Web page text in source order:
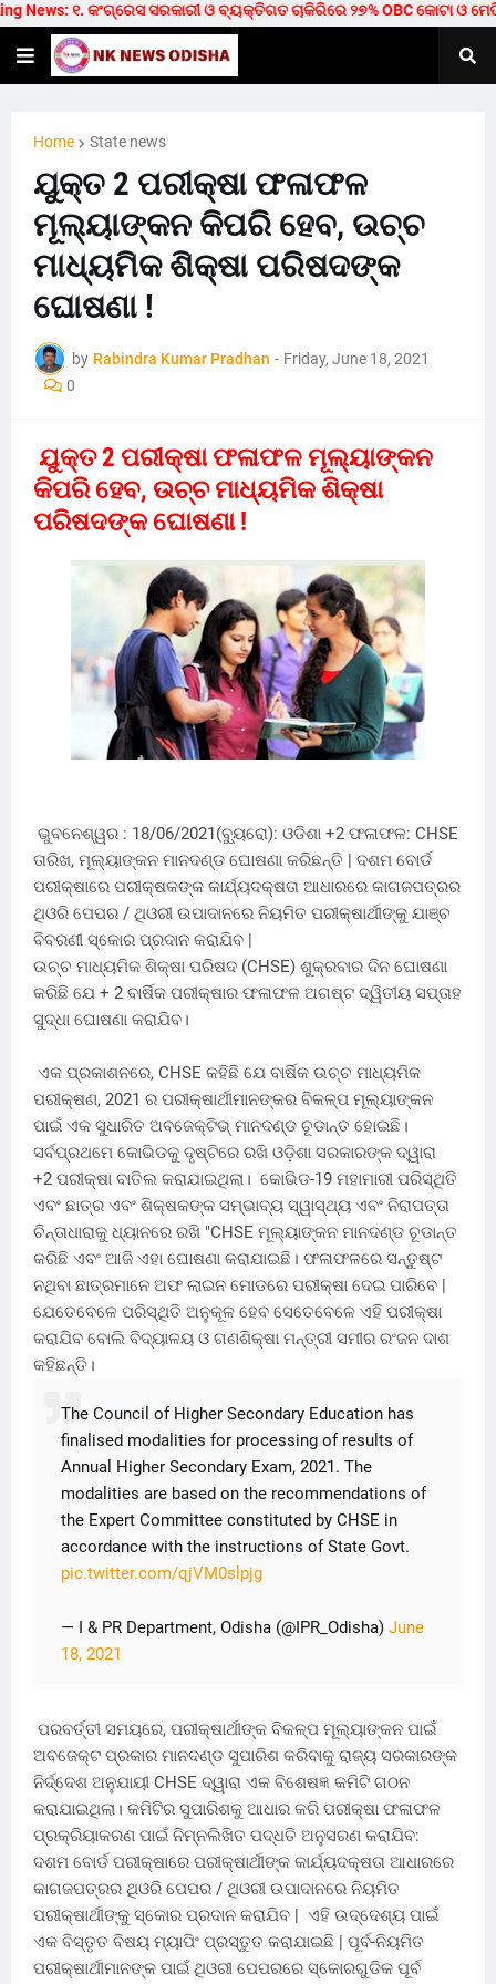
News: ୧. କଂଗ୍ରେସ ସରକାରୀ ଓ ବ୍ୟକ୍ତିଗତ ଚାକିରିରେ ୨୭% OBC କୋଟା ଓ
Home State news
ଯୁକ୍ତ 2 ପରୀକ୍ଷା ଫଳାଫଳ
ମୂଲ୍ୟାଙ୍କନ କିପରି ହେବ, ଉଚ୍ଚ
ମାଧ୍ୟମିକ ଶିକ୍ଷା ପରିଷଦଙ୍କ
ଘୋଷଣା !
by Rabindra Kumar Pradhan - Friday, June 18, 2021
0
ଯୁକ୍ତ 2 ପରୀକ୍ଷା ଫଳାଫଳ ମୂଲ୍ୟାଙ୍କନ
କିପରି ହେବ, ଉଚ୍ଚ ମାଧ୍ୟମିକ ଶିକ୍ଷା
ପରିଷଦଙ୍କ ଘୋଷଣା !
ଭୁବନେଶ୍ୱର : 18/06/2021(ବ୍ୟୁରୋ): ଓଡିଶା +2 ଫଳାଫଳ: CHSE
ତାରିଖ, ମୂଲ୍ୟାଙ୍କନ ମାନଦଣ୍ଡ ଘୋଷଣା କରିଛନ୍ତି | ଦଶମ ବୋର୍ଡ
ପରୀକ୍ଷାରେ ପରୀକ୍ଷକଙ୍କ କାର୍ଯ୍ୟଦକ୍ଷତା ଆଧାରରେ କାଗଜପତ୍ରର
ଥିଓରି ପେପର / ଥିଓରୀ ଉପାଦାନରେ ନିୟମିତ ପରୀକ୍ଷାର୍ଥୀଙ୍କୁ ଯାଞ୍ଚ
ବିବରଣୀ ସ୍କୋର ପ୍ରଦାନ କରାଯିବ |
ଉଚ୍ଚ ମାଧ୍ୟମିକ ଶିକ୍ଷା ପରିଷଦ (CHSE) ଶୁକ୍ରବାର ଦିନ ଘୋଷଣା
କରିଛି ଯେ + 2 ବାର୍ଷିକ ପରୀକ୍ଷାର ଫଳାଫଳ ଅଗଷ୍ଟ ଦ୍ୱିତୀୟ ସପ୍ତାହ
ସୁଦ୍ଧା ଘୋଷଣା କରାଯିବ।
ଏକ ପ୍ରକାଶନରେ, CHSE କହିଛି ଯେ ବାର୍ଷିକ ଉଚ୍ଚ ମାଧ୍ୟମିକ
ପରୀକ୍ଷଣ, 2021 ର ପରୀକ୍ଷାର୍ଥୀମାନଙ୍କର ବିକଳ୍ପ ମୂଲ୍ୟାଙ୍କନ
ପାଇଁ ଏକ ସୁଧାରିତ ଅବଜେକ୍ଟିଭ୍ ମାନଦଣ୍ଡ ଚୂଡାନ୍ତ ହୋଇଛି।
ସର୍ବପ୍ରଥମେ କୋଭିଡକୁ ଦୃଷ୍ଟିରେ ରଖି ଓଡ଼ିଶା ସରକାରଙ୍କ ଦ୍ୱାରା
+2 ପରୀକ୍ଷା ବାତିଲ କରାଯାଇଥିଲା। କୋଭିଡ-19 ମହାମାରୀ ପରିସ୍ଥିତି
ଏବଂ ଛାତ୍ର ଏବଂ ଶିକ୍ଷକଙ୍କ ସମ୍ଭାବ୍ୟ ସ୍ୱାସ୍ଥ୍ୟ ଏବଂ ନିରାପତ୍ତା
ଚିନ୍ତାଧାରାକୁ ଧ୍ୟାନରେ ରଖି "CHSE ମୂଲ୍ୟାଙ୍କନ ମାନଦଣ୍ଡ ଚୂଡାନ୍ତ
କରିଛି ଏବଂ ଆଜି ଏହା ଘୋଷଣା କରାଯାଇଛି। ଫଳାଫଳରେ ସନ୍ତୁଷ୍ଟ
ନଥିବା ଛାତ୍ରମାନେ ଅଫ ଲାଇନ ମୋଡରେ ପରୀକ୍ଷା ଦେଇ ପାରିବେ |
ଯେତେବେଳେ ପରିସ୍ଥିତି ଅନୁକୂଳ ହେବ ସେତେବେଳେ ଏହି ପରୀକ୍ଷା
କରାଯିବ ବୋଲି ବିଦ୍ୟାଳୟ ଓ ଗଣଶିକ୍ଷା ମନ୍ତ୍ରୀ ସମୀର ରଂଜନ ଦାଶ
କହିଛନ୍ତି।
The Council of Higher Secondary Education has
finalised modalities for processing of results of
Annual Higher Secondary Exam, 2021. The
modalities are based on the recommendations of
the Expert Committee constituted by CHSE in
accordance with the instructions of State Govt.
pic.twitter.com/qjVM0slpjg
— I & PR Department, Odisha (@IPR_Odisha) June
18, 2021
ପରବର୍ତ୍ତୀ ସମୟରେ, ପରୀକ୍ଷାର୍ଥୀଙ୍କ ବିକଳ୍ପ ମୂଲ୍ୟାଙ୍କନ ପାଇଁ
ଅବଜେକ୍ଟ ପ୍ରକାର ମାନଦଣ୍ଡ ସୁପାରିଶ କରିବାକୁ ରାଜ୍ୟ ସରକାରଙ୍କ
ନିର୍ଦ୍ଦେଶ ଅନୁଯାୟୀ CHSE ଦ୍ୱାରା ଏକ ବିଶେଷଜ୍ଞ କମିଟି ଗଠନ
କରାଯାଇଥିଲା। କମିଟିର ସୁପାରିଶକୁ ଆଧାର କରି ପରୀକ୍ଷା ଫଳାଫଳ
ପ୍ରକ୍ରିୟାକରଣ ପାଇଁ ନିମ୍ନଲିଖିତ ପଦ୍ଧତି ଅନୁସରଣ କରାଯିବ:
ଦଶମ ବୋର୍ଡ ପରୀକ୍ଷାରେ ପରୀକ୍ଷାର୍ଥୀଙ୍କ କାର୍ଯ୍ୟଦକ୍ଷତା ଆଧାରରେ
କାଗଜପତ୍ରର ଥିଓରି ପେପର / ଥିଓରୀ ଉପାଦାନରେ ନିୟମିତ
ପରୀକ୍ଷାର୍ଥୀଙ୍କୁ ସ୍କୋର ପ୍ରଦାନ କରାଯିବ | ଏହି ଉଦ୍ଦେଶ୍ୟ ପାଇଁ
ଏକ ବିସ୍ତୃତ ବିଷୟ ମ୍ୟାପିଂ ପ୍ରସ୍ତୁତ କରାଯାଇଛି | ପୂର୍ବ-ନିୟମିତ
ପରୀକ୍ଷାର୍ଥୀମାନଙ୍କ ପାଇଁ ଥିଓରୀ ପେପରରେ ସ୍କୋରଗୁଡିକ ପୂର୍ବ